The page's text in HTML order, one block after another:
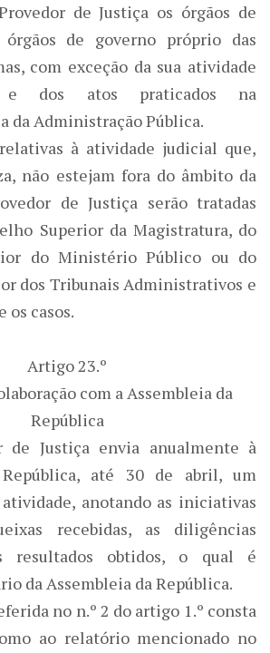
de Justiça os órgãos de
de governo próprio das
com exceção da sua atividade
e dos atos praticados na
da Administração Pública.
à atividade judicial que,
não estejam fora do âmbito da
de Justiça serão tratadas
Superior da Magistratura, do
do Ministério Público ou do
dos Tribunais Administrativos e
os casos.
Artigo 23.º
com a Assembleia da
República
de Justiça envia anualmente à
até 30 de abril, um
anotando as iniciativas
recebidas, as diligências
resultados obtidos, o qual é
da Assembleia da República.
no n.º 2 do artigo 1.º consta
ao relatório mencionado no